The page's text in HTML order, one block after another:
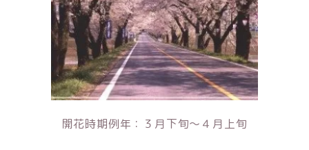
開花時期例年：３月下旬～４月上旬